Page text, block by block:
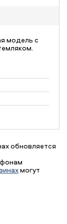
модель с
обновляется
могут